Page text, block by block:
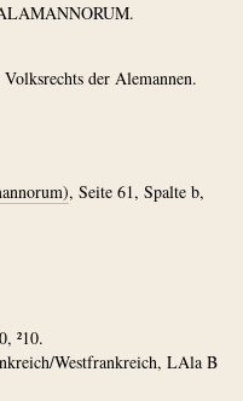
der Alemannen.
, Seite 61, Spalte b,
²10.
Westfrankreich, LAla B